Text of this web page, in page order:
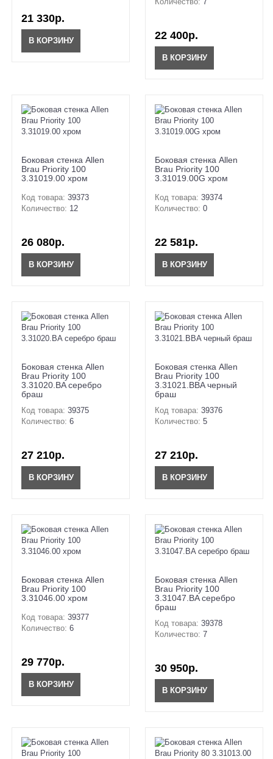
21 330р.
В КОРЗИНУ 22 400р.
В КОРЗИНУ
Боковая стенка Allen
Brau Priority 100
3.31019.00 хром
Код товара: 39373
Количество: 12
26 080р.
В КОРЗИНУ
Боковая стенка Allen
Brau Priority 100
3.31019.00G хром
Код товара: 39374
Количество: 0
22 581р.
В КОРЗИНУ
Боковая стенка Allen
Brau Priority 100
3.31020.BA серебро
браш
Код товара: 39375
Количество: 6
27 210р.
В КОРЗИНУ
Боковая стенка Allen
Brau Priority 100
3.31021.BBA черный
браш
Код товара: 39376
Количество: 5
27 210р.
В КОРЗИНУ
Боковая стенка Allen
Brau Priority 100
3.31046.00 хром
Код товара: 39377
Количество: 6
29 770р.
В КОРЗИНУ
Боковая стенка Allen
Brau Priority 100
3.31047.BA серебро
браш
Код товара: 39378
Количество: 7
30 950р.
В КОРЗИНУ